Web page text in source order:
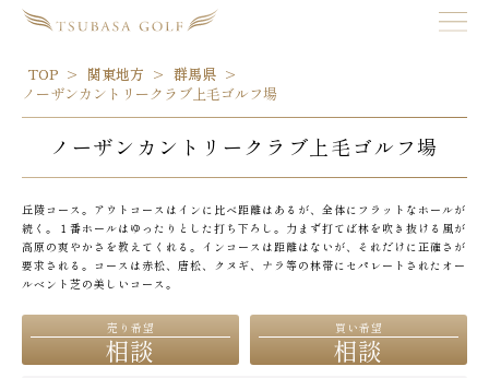
TOP 関東地方
群馬県
ノーザンカントリークラブ上毛ゴルフ場
ノーザンカントリークラブ上毛ゴルフ場
丘陵コース。アウトコースはインに比べ距離はあるが、全体にフラットなホールが
続く。１番ホールはゆったりとした打ち下ろし。力まず打てば林を吹き抜ける風が
高原の爽やかさを教えてくれる。インコースは距離はないが、それだけに正確さが
要求される。コースは赤松、唐松、クヌギ、ナラ等の林帯にセパレートされたオー
ルベント芝の美しいコース。
売り希望
相談
買い希望
相談